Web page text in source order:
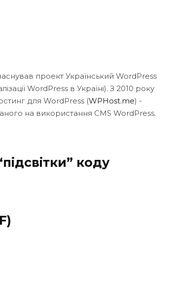
проект Український WordPress
WordPress в Україні). З 2010 року
для WordPress (WPHost.me) -
на використання CMS WordPress.
коду